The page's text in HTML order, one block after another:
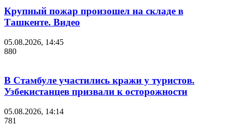
Крупный пожар произошел на складе в
Ташкенте. Видео
05.08.2026, 14:45
880
В Стамбуле участились кражи у туристов.
Узбекистанцев призвали к осторожности
05.08.2026, 14:14
781